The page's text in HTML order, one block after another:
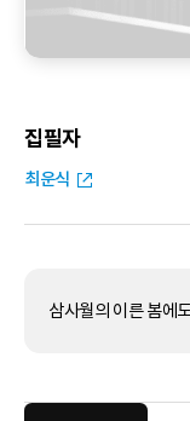
집필자
최운식
삼사월의 이른 봄에